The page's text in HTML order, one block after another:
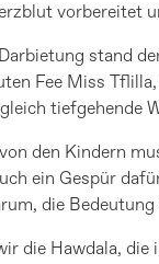
vorbereitet
stand
Fee Miss
tiefgehende
den Kindern
ein Gespür
die
die Hawdala, die